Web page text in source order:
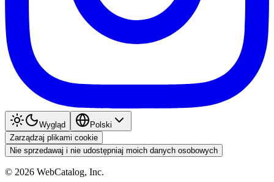
Wygląd
Polski
Zarządzaj plikami cookie
Nie sprzedawaj i nie udostępniaj moich danych osobowych
© 2026 WebCatalog, Inc.